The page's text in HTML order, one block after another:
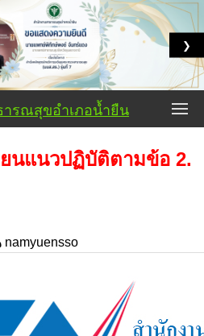
❯
ารณสุขอำเภอน้ำยืน
ยนแนวปฏิบัติตามข้อ 2.
namyuensso